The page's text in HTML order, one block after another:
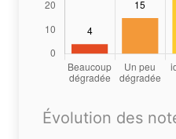
Évolution des